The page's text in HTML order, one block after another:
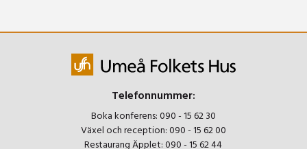
Telefonnummer:
Boka konferens:090 - 15 62 30
Växel och reception:090 - 15 62 00
Restaurang Äpplet:090 - 15 62 44